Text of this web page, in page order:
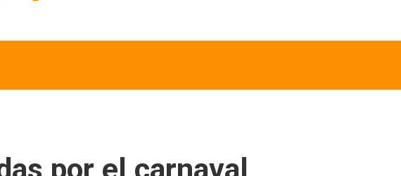
por el carnaval